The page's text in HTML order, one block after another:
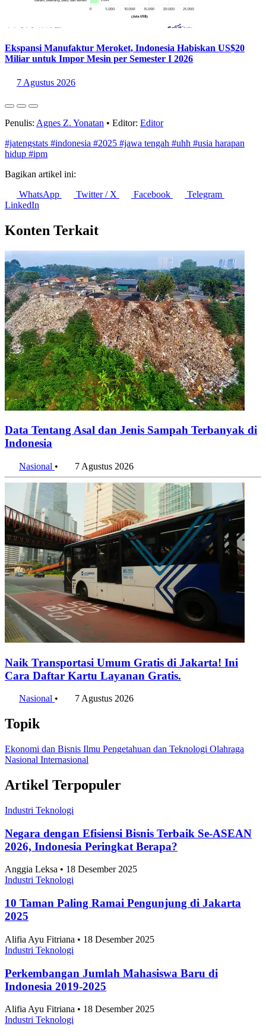
Ekspansi Manufaktur Meroket, Indonesia Habiskan US$20
Miliar untuk Impor Mesin per Semester I 2026
7 Agustus 2026
Penulis: Agnes Z. Yonatan • Editor: Editor
#jatengstats #indonesia #2025 #jawa tengah #uhh #usia harapan
hidup #ipm
Bagikan artikel ini:
WhatsApp
Twitter / X Facebook
Telegram
LinkedIn
Konten Terkait
Data Tentang Asal dan Jenis Sampah Terbanyak di
Indonesia
Nasional • 7 Agustus 2026
Naik Transportasi Umum Gratis di Jakarta! Ini
Cara Daftar Kartu Layanan Gratis.
Nasional • 7 Agustus 2026
Topik
Ekonomi dan Bisnis Ilmu Pengetahuan dan Teknologi Olahraga
Nasional Internasional
Artikel Terpopuler
Industri Teknologi
Negara dengan Efisiensi Bisnis Terbaik Se-ASEAN
2026, Indonesia Peringkat Berapa?
Anggia Leksa • 18 Desember 2025
Industri Teknologi
10 Taman Paling Ramai Pengunjung di Jakarta
2025
Alifia Ayu Fitriana • 18 Desember 2025
Industri Teknologi
Perkembangan Jumlah Mahasiswa Baru di
Indonesia 2019-2025
Alifia Ayu Fitriana • 18 Desember 2025
Industri Teknologi